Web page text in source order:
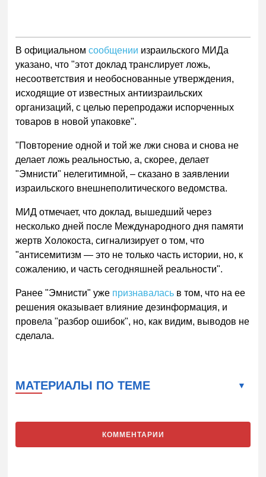
В официальномсообщении израильского МИДа
указано, что "этот доклад транслирует ложь,
несоответствия и необоснованные утверждения,
исходящие от известных антиизраильских
организаций, с целью перепродажи испорченных
товаров в новой упаковке".
"Повторение одной и той же лжи снова и снова не
делает ложь реальностью, а, скорее, делает
"Эмнисти" нелегитимной, – сказано в заявлении
израильского внешнеполитического ведомства.
МИД отмечает, что доклад, вышедший через
несколько дней после Международного дня памяти
жертв Холокоста, сигнализирует о том, что
"антисемитизм — это не только часть истории, но, к
сожалению, и часть сегодняшней реальности".
Ранее "Эмнисти" уже признавалась в том, что на ее
решения оказывает влияние дезинформация, и
провела "разбор ошибок", но, как видим, выводов не
сделала.
МАТЕРИАЛЫ ПО ТЕМЕ
КОММЕНТАРИИ